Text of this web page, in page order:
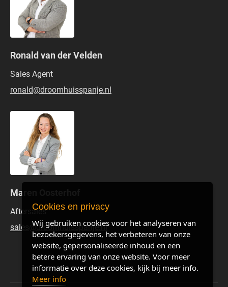
Ronald van der Velden
Sales Agent
ronald@droomhuisspanje.nl
Maren Oosterhof
Aftersales
sales@droomhuisspanje.nl
Cookies en privacy
Wij gebruiken cookies voor het analyseren van
bezoekersgegevens, het verbeteren van onze
website, gepersonaliseerde inhoud en een
betere ervaring van onze website. Voor meer
informatie over deze cookies, kijk bij meer info.
Meer info